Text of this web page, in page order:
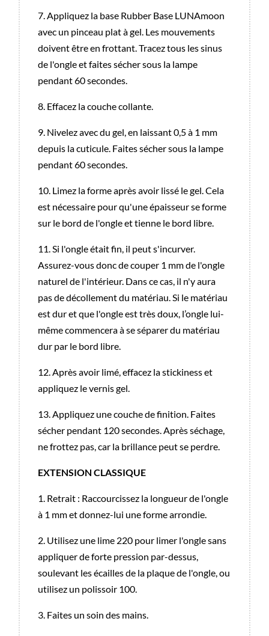
7. Appliquez la base Rubber Base LUNAmoon
avec un pinceau plat à gel. Les mouvements
doivent être en frottant. Tracez tous les sinus
de l'ongle et faites sécher sous la lampe
pendant 60 secondes.
8. Effacez la couche collante.
9. Nivelez avec du gel, en laissant 0,5 à 1 mm
depuis la cuticule. Faites sécher sous la lampe
pendant 60 secondes.
10. Limez la forme après avoir lissé le gel. Cela
est nécessaire pour qu'une épaisseur se forme
sur le bord de l'ongle et tienne le bord libre.
11. Si l'ongle était fin, il peut s'incurver.
Assurez-vous donc de couper 1 mm de l'ongle
naturel de l'intérieur. Dans ce cas, il n'y aura
pas de décollement du matériau. Si le matériau
est dur et que l'ongle est très doux, l’ongle lui-
même commencera à se séparer du matériau
dur par le bord libre.
12. Après avoir limé, effacez la stickiness et
appliquez le vernis gel.
13. Appliquez une couche de finition. Faites
sécher pendant 120 secondes. Après séchage,
ne frottez pas, car la brillance peut se perdre.
EXTENSION CLASSIQUE
1. Retrait : Raccourcissez la longueur de l'ongle
à 1 mm et donnez-lui une forme arrondie.
2. Utilisez une lime 220 pour limer l'ongle sans
appliquer de forte pression par-dessus,
soulevant les écailles de la plaque de l'ongle, ou
utilisez un polissoir 100.
3. Faites un soin des mains.